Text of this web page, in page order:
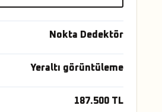
Nokta Dedektör
Yeraltı görüntüleme
187.500 TL